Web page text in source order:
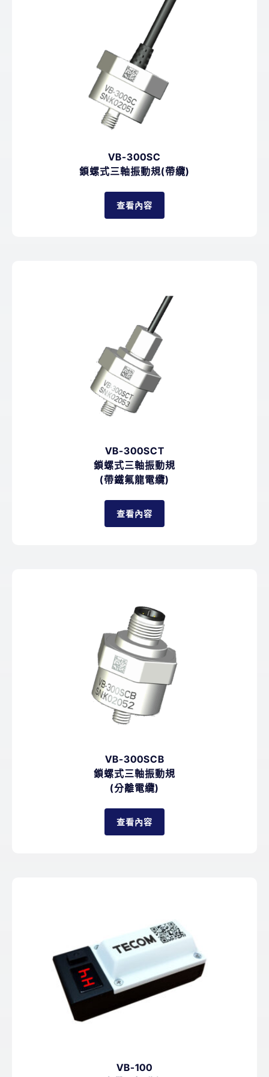
VB-300SC
鎖螺式三軸振動規(帶纜)
查看內容
VB-300SCT
鎖螺式三軸振動規
(帶鐵氟龍電纜)
查看內容
VB-300SCB
鎖螺式三軸振動規
(分離電纜)
查看內容
VB-100